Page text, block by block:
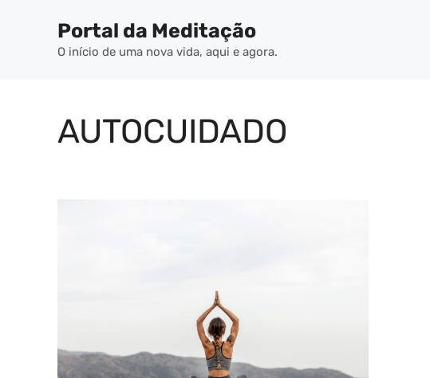
Portal da Meditação
O início de uma nova vida, aqui e agora.
AUTOCUIDADO